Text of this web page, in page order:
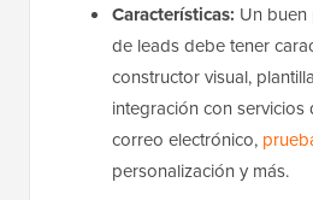
Características: Un
de leads debe tener
constructor visual,
integración con
correo electrónico,
personalización y más.